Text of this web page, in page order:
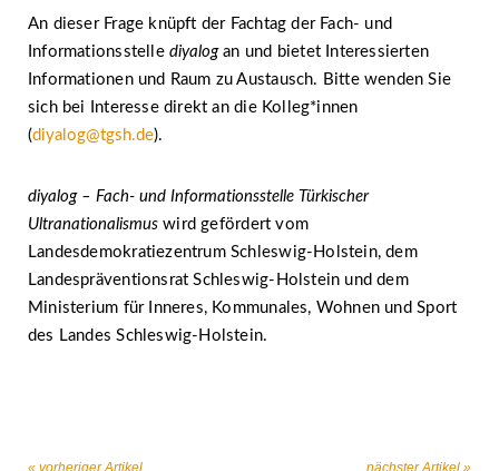
An dieser Frage knüpft der Fachtag der Fach- und
Informationsstelle diyalogan und bietet Interessierten
Informationen und Raum zu Austausch. Bitte wenden Sie
sich bei Interesse direkt an die Kolleg*innen
(diyalog@tgsh.de).
diyalog – Fach- und Informationsstelle Türkischer
Ultranationalismus wird gefördert vom
Landesdemokratiezentrum Schleswig-Holstein, dem
Landespräventionsrat Schleswig-Holstein und dem
Ministerium für Inneres, Kommunales, Wohnen und Sport
des Landes Schleswig-Holstein.
« vorheriger Artikel nächster Artikel »